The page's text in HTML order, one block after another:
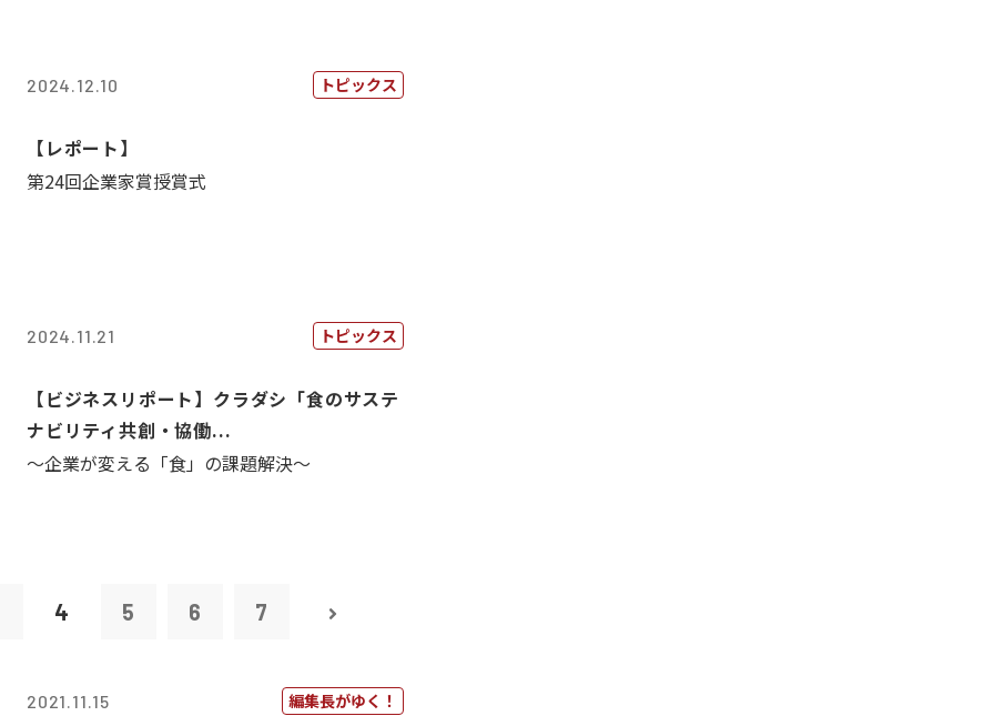
2024.12.10 トピックス
【レポート】
第24回企業家賞授賞式
2024.11.21 トピックス
【ビジネスリポート】クラダシ「食のサステ
ナビリティ共創・協働...
～企業が変える「食」の課題解決～
4 5 6 7
2021.11.15 編集長がゆく！